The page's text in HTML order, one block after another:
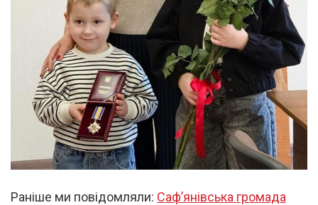
Раніше ми повідомляли: Саф’янівська громада